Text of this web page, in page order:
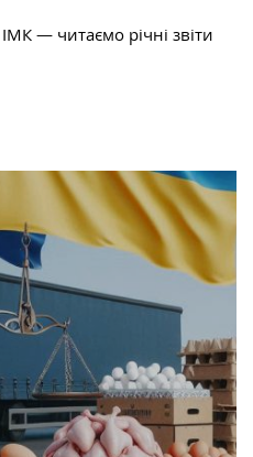
— читаємо річні звіти